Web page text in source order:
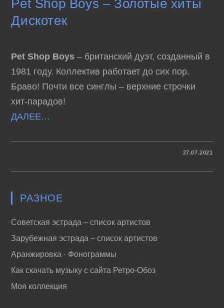
Pet Shop Boys – Золотые хиты
Дискотек
Pet Shop Boys – британский дуэт, созданный в
1981 году. Коллектив работает до сих пор.
Браво! Почти все синглы – верхние строчки
хит-парадов!
ДАЛЕЕ…
SHOP
27.07.2021
РАЗНОЕ
Советская эстрада – список артистов
Зарубежная эстрада – список артистов
Аранжировка · Фонограммы
Как скачать музыку с сайта Ретро-Обоз
Моя коллекция